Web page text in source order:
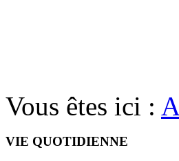
Vous êtes ici :
VIE QUOTIDIENNE